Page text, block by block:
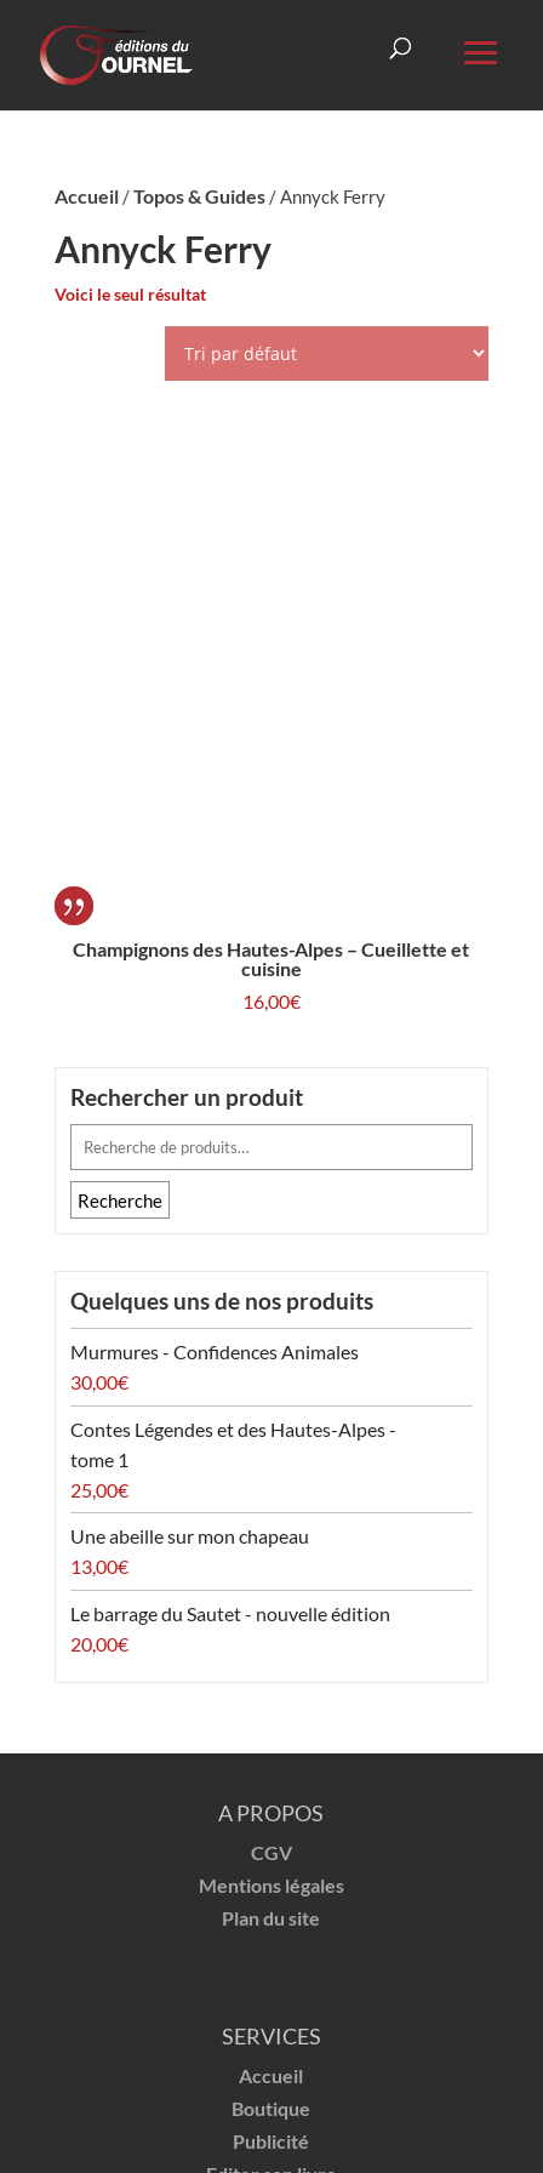
Accueil/Topos & Guides/ Annyck Ferry
Annyck Ferry
Voici le seul résultat
Champignons des Hautes-Alpes – Cueillette et
cuisine
16,00€
Rechercher un produit
Recherche
pour :
Recherche
Quelques uns de nos produits
Murmures - Confidences Animales
30,00€
Contes Légendes et des Hautes-Alpes -
tome 1
25,00€
Une abeille sur mon chapeau
13,00€
Le barrage du Sautet - nouvelle édition
20,00€
A PROPOS
CGV
Mentions légales
Plan du site
SERVICES
Accueil
Boutique
Publicité